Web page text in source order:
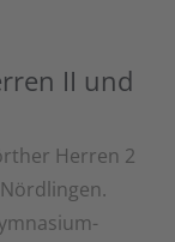
II und
Herren 2